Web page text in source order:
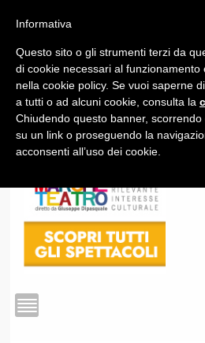
1
Informativa
Questo sito o gli strumenti terzi da
di cookie necessari al
nella cookie policy. Se vuoi saperne
a tutti o ad alcuni cookie, consulta la
Chiudendo questo banner,
su un link o proseguendo la
acconsenti all’uso dei cookie.